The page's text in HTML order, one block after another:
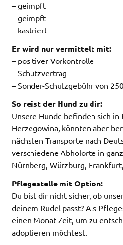
– geimpft
– geimpft
– kastriert
Er wird nur vermittelt mit:
– positiver Vorkontrolle
– Schutzvertrag
– Sonder-Schutzgebühr von
So reist der Hund zu dir:
Unsere Hunde befinden sich in
Herzegowina, könnten aber
nächsten Transporte nach
verschiedene Abholorte in
Nürnberg, Würzburg,
Pflegestelle mit Option:
Du bist dir nicht sicher, ob
deinem Rudel passt? Als
einen Monat Zeit, um zu
adoptieren möchtest.